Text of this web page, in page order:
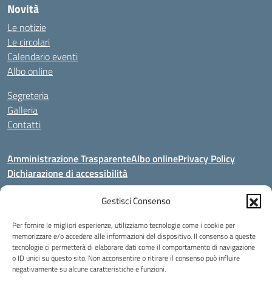
Gestisci Consenso
Per fornire le migliori esperienze, utilizziamo tecnologie come i cookie per
memorizzare e/o accedere alle informazioni del dispositivo. Il consenso a queste
tecnologie ci permetterà di elaborare dati come il comportamento di navigazione
o ID unici su questo sito. Non acconsentire o ritirare il consenso può influire
negativamente su alcune caratteristiche e funzioni.
Novità
Le notizie
Le circolari
Calendario eventi
Albo online
Segreteria
Galleria
Contatti
Amministrazione TrasparenteAlbo onlinePrivacy Policy
Dichiarazione di accessibilità
Indirizzo:V. Artigianato, 2a, 00034 COLLEFERRO (RM)
Centralino:069702212 - 3883643664 - 3318089017
Email:segreteria@istitutomarescad.it
Posta elettronica certificata (PEC):istitutomarescad@pec.it